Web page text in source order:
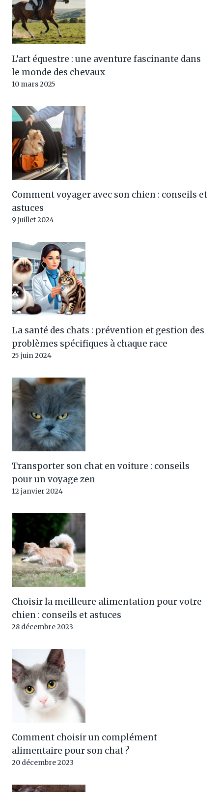
L’art équestre : une aventure fascinante dans
le monde des chevaux
10 mars 2025
Comment voyager avec son chien : conseils et
astuces
9 juillet 2024
La santé des chats : prévention et gestion des
problèmes spécifiques à chaque race
25 juin 2024
Transporter son chat en voiture : conseils
pour un voyage zen
12 janvier 2024
Choisir la meilleure alimentation pour votre
chien : conseils et astuces
28 décembre 2023
Comment choisir un complément
alimentaire pour son chat ?
20 décembre 2023